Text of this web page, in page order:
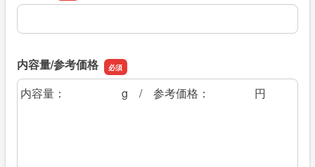
商品名
内容量/参考価格
内容量/参考価格